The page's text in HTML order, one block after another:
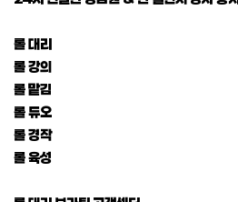
롤 대리
롤 강의
롤 맡김
롤 듀오
롤 경작
롤 육성